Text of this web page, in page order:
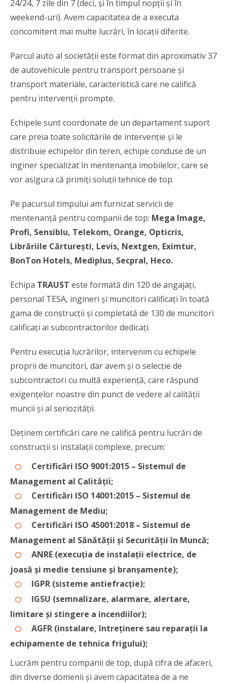
24/24, 7 zile din 7 (deci, și în timpul nopții și în
weekend-uri). Avem capacitatea de a executa
concomitent mai multe lucrări, în locații diferite.
Parcul auto al societății este format din aproximativ 37
de autovehicule pentru transport persoane și
transport materiale, caracteristică care ne califică
pentru intervenții prompte.
Echipele sunt coordonate de un departament suport
care preia toate solicitările de intervenție și le
distribuie echipelor din teren, echipe conduse de un
inginer specializat în mentenanța imobilelor, care se
vor asigura că primiți soluții tehnice de top.
Pe pacursul timpului am furnizat servicii de
mentenanță pentru companii de top: Mega Image,
Profi, Sensiblu, Telekom, Orange, Opticris,
Librăriile Cărturești, Levis, Nextgen, Eximtur,
BonTon Hotels, Mediplus, Secpral, Heco.
Echipa TRAUST este formată din 120 de angajați,
personal TESA, ingineri și muncitori calificați în toată
gama de construcții și completată de 130 de muncitori
calificați ai subcontractorilor dedicați.
Pentru execuția lucrărilor, intervenim cu echipele
proprii de muncitori, dar avem și o selecție de
subcontractori cu multă experiență, care răspund
exigențelor noastre din punct de vedere al calității
muncii și al seriozității.
Deținem certificări care ne califică pentru lucrări de
construcții si instalații complexe, precum:
Certificări ISO 9001:2015 – Sistemul de
Management al Calității;
Certificări ISO 14001:2015 – Sistemul de
Management de Mediu;
Certificări ISO 45001:2018 – Sistemul de
Management al Sănătății și Securității în Muncă;
ANRE (execuția de instalații electrice, de
joasă și medie tensiune și branșamente);
IGPR (sisteme antiefracție);
IGSU (semnalizare, alarmare, alertare,
limitare și stingere a incendiilor);
AGFR (instalare, întreținere sau reparații la
echipamente de tehnica frigului);
Lucrăm pentru companii de top, după cifra de afaceri,
din diverse domenii și avem capacitatea de a ne